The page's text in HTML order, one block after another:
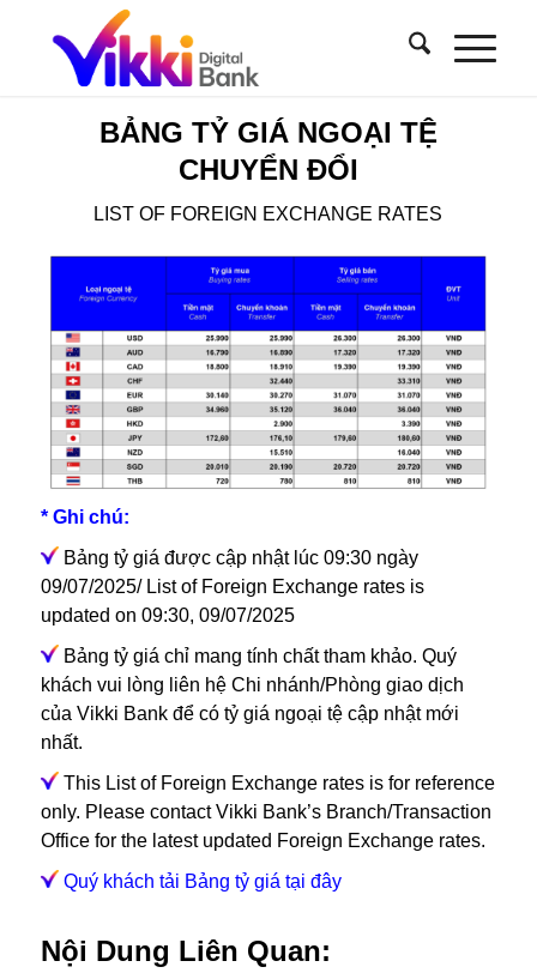
BẢNG TỶ GIÁ NGOẠI TỆ
CHUYỂN ĐỔI
LIST OF FOREIGN EXCHANGE RATES
* Ghi chú:
Bảng tỷ giá được cập nhật lúc 09:30 ngày
09/07/2025/ List of Foreign Exchange rates is
updated on 09:30, 09/07/2025
Bảng tỷ giá chỉ mang tính chất tham khảo. Quý
khách vui lòng liên hệ Chi nhánh/Phòng giao dịch
của Vikki Bank để có tỷ giá ngoại tệ cập nhật mới
nhất.
This List of Foreign Exchange rates is for reference
only. Please contact Vikki Bank’s Branch/Transaction
Office for the latest updated Foreign Exchange rates.
Quý khách tải Bảng tỷ giá tại đây
Nội Dung Liên Quan: